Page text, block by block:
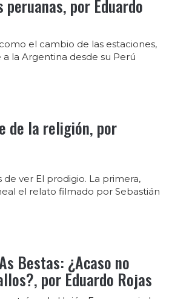
por Eduardo
el cambio de las estaciones,
a la Argentina desde su Perú
de la religión, por
de ver El prodigio. La primera,
el relato filmado por Sebastián
Bestas: ¿Acaso no
por Eduardo Rojas